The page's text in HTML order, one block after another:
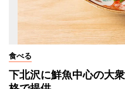
食べる
下北沢に鮮魚中心の大